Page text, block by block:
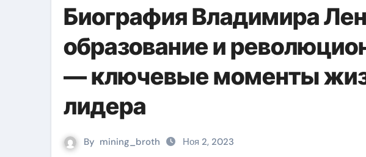
Биография Владимира
образование и
— ключевые моменты
лидера
By mining_broth Ноя 2, 2023